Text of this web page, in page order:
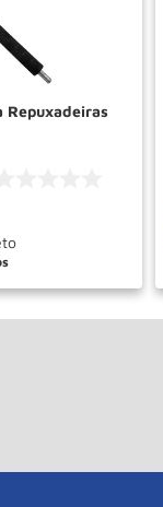
Repuxadeiras
COMPRAR